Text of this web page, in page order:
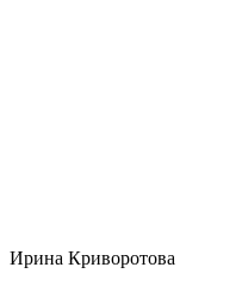
Ирина Криворотова